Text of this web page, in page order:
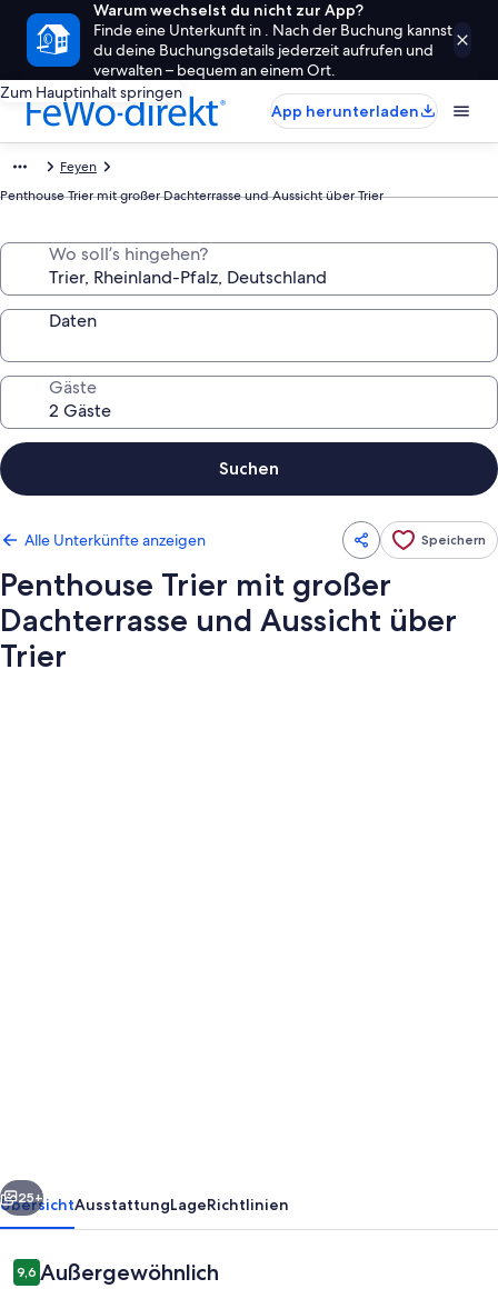
Warum wechselst du nicht zur App?
Finde eine Unterkunft in . Nach der Buchung kannst
du deine Buchungsdetails jederzeit aufrufen und
verwalten – bequem an einem Ort.
Zum Hauptinhalt springen
App herunterladen
Feyen
Penthouse Trier mit großer Dachterrasse und Aussicht über Trier
Wo soll’s hingehen?
Daten
Gäste
Suchen
Alle Unterkünfte anzeigen Speichern
Penthouse Trier mit großer
Dachterrasse und Aussicht über
Trier
Aussicht
über
Trier
Weiter
25+
ÜbersichtAusstattungLageRichtlinien
Bewertungen
9,69,6 von 10.
Außergewöhnlich